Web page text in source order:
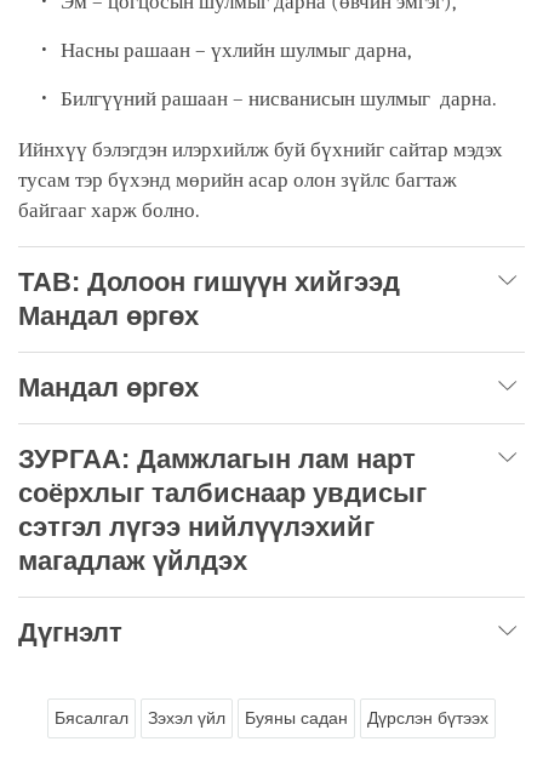
Насны рашаан – үхлийн шулмыг дарна,
Билгүүний рашаан – нисванисын шулмыг дарна.
Ийнхүү бэлэгдэн илэрхийлж буй бүхнийг сайтар мэдэх
тусам тэр бүхэнд мөрийн асар олон зүйлс багтаж
байгааг харж болно.
ТАВ: Долоон гишүүн хийгээд
Мандал өргөх
Мандал өргөх
ЗУРГАА: Дамжлагын лам нарт
соёрхлыг талбиснаар увдисыг
сэтгэл лүгээ нийлүүлэхийг
магадлаж үйлдэх
Дүгнэлт
Бясалгал Зэхэл үйл Буяны садан Дүрслэн бүтээх